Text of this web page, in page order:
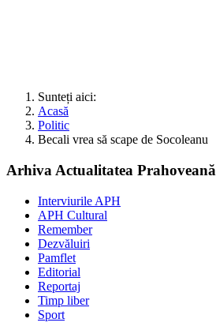
Sunteți aici:
Acasă
Politic
Becali vrea să scape de Socoleanu
Arhiva Actualitatea Prahoveană
Interviurile APH
APH Cultural
Remember
Dezvăluiri
Pamflet
Editorial
Reportaj
Timp liber
Sport